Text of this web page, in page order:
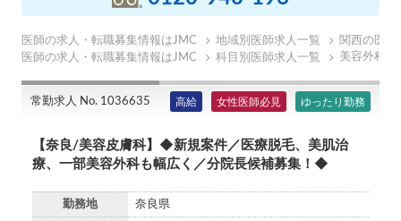
医師の求人・転職募集情報はJMC 地域別医師求人一覧
関西の医師
医師の求人・転職募集情報はJMC
科目別医師求人一覧 美容外科医
常勤求人 No. 1036635 高給 女性医師必見 ゆったり勤務
【奈良/美容皮膚科】◆新規案件／医療脱毛、美肌治
療、一部美容外科も幅広く／分院長候補募集！◆
勤務地 奈良県